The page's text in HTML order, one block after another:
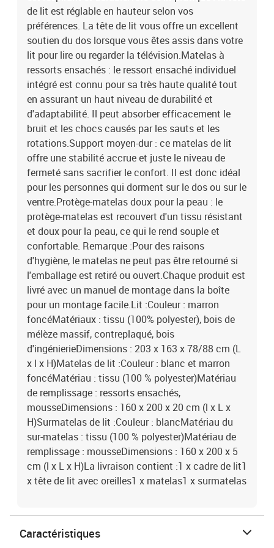
de lit est réglable en hauteur selon vos
préférences. La tête de lit vous offre un excellent
soutien du dos lorsque vous êtes assis dans votre
lit pour lire ou regarder la télévision.Matelas à
ressorts ensachés : le ressort ensaché individuel
intégré est connu pour sa très haute qualité tout
en assurant un haut niveau de durabilité et
d'adaptabilité. Il peut absorber efficacement le
bruit et les chocs causés par les sauts et les
rotations.Support moyen-dur : ce matelas de lit
offre une stabilité accrue et juste le niveau de
fermeté sans sacrifier le confort. Il est donc idéal
pour les personnes qui dorment sur le dos ou sur le
ventre.Protège-matelas doux pour la peau : le
protège-matelas est recouvert d'un tissu résistant
et doux pour la peau, ce qui le rend souple et
confortable. Remarque :Pour des raisons
d'hygiène, le matelas ne peut pas être retourné si
l'emballage est retiré ou ouvert.Chaque produit est
livré avec un manuel de montage dans la boîte
pour un montage facile.Lit :Couleur : marron
foncéMatériaux : tissu (100% polyester), bois de
mélèze massif, contreplaqué, bois
d'ingénierieDimensions : 203 x 163 x 78/88 cm (L
x l x H)Matelas de lit :Couleur : blanc et marron
foncéMatériau : tissu (100 % polyester)Matériau
de remplissage : ressorts ensachés,
mousseDimensions : 160 x 200 x 20 cm (l x L x
H)Surmatelas de lit :Couleur : blancMatériau du
sur-matelas : tissu (100 % polyester)Matériau de
remplissage : mousseDimensions : 160 x 200 x 5
cm (l x L x H)La livraison contient :1 x cadre de lit1
x tête de lit avec oreilles1 x matelas1 x surmatelas
Caractéristiques